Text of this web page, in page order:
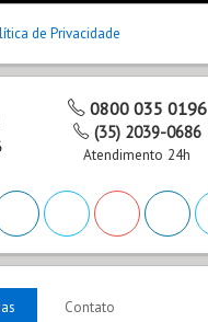
de Privacidade
0800 035 0196
(35) 2039-0686
Atendimento 24h
Contato